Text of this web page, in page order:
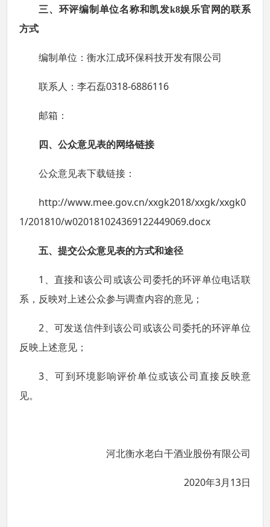
三、环评编制单位名称和凯发k8娱乐官网的联系
方式
编制单位：衡水江成环保科技开发有限公司
联系人：李石磊0318-6886116
邮箱：
四、公众意见表的网络链接
公众意见表下载链接：
http://www.mee.gov.cn/xxgk2018/xxgk/xxgk0
1/201810/w020181024369122449069.docx
五、提交公众意见表的方式和途径
1
、直接和该公司或该公司委托的环评单位电话联
系，反映对上述公众参与调查内容的意见；
2 、可发送信件到该公司或该公司委托的环评单位
反映上述意见；
3 、可到环境影响评价单位或该公司直接反映意
见。
河北衡水老白干酒业股份有限公司
2020年3月 13日